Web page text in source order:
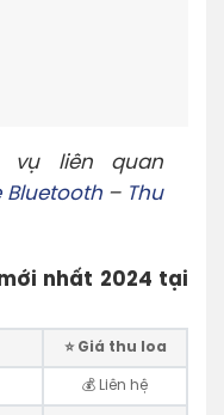
vụ liên quan
Bluetooth– Thu
nhất 2024 tại
⭐️ Giá thu loa
💰 Liên hệ